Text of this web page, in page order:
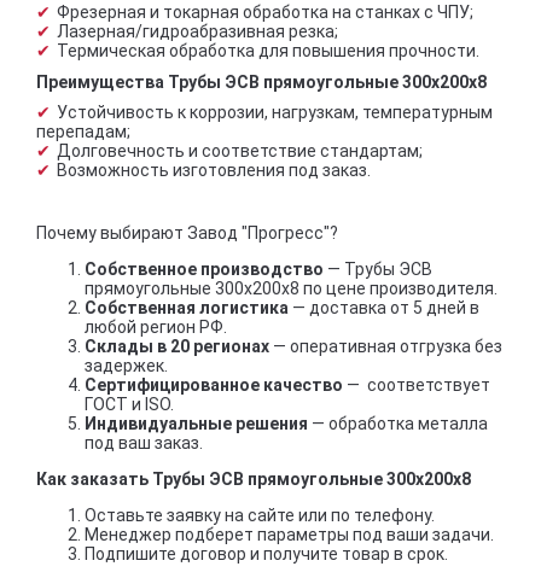
Фрезерная и токарная обработка на станках с ЧПУ;
Лазерная/гидроабразивная резка;
Термическая обработка для повышения прочности.
Преимущества Трубы ЭСВ прямоугольные 300х200х8
Устойчивость к коррозии, нагрузкам, температурным
перепадам;
Долговечность и соответствие стандартам;
Возможность изготовления под заказ.
Почему выбирают Завод "Прогресс"?
Собственное производство — Трубы ЭСВ
прямоугольные 300х200х8 по цене производителя.
Собственная логистика — доставка от 5 дней в
любой регион РФ.
Склады в 20 регионах — оперативная отгрузка без
задержек.
Сертифицированное качество — соответствует
ГОСТ и ISO.
Индивидуальные решения — обработка металла
под ваш заказ.
Как заказать Трубы ЭСВ прямоугольные 300х200х8
Оставьте заявку на сайте или по телефону.
Менеджер подберет параметры под ваши задачи.
Подпишите договор и получите товар в срок.